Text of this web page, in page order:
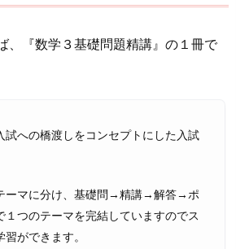
、『数学３基礎問題精講』の１冊で
試への橋渡しをコンセプトにした入試
ーマに分け、基礎問→精講→解答→ポ
つのテーマを完結していますのでス
ができます。